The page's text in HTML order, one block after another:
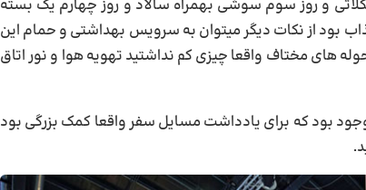
و روز سوم سوشی بهمراه سالاد و روز چهارم یک بسته
بود از نکات دیگر میتوان به سرویس بهداشتی و حمام این
های مختاف واقعا چیزی کم نداشتید تهویه هوا و نور اتاق
بود که برای یادداشت مسایل سفر واقعا کمک بزرگی بود